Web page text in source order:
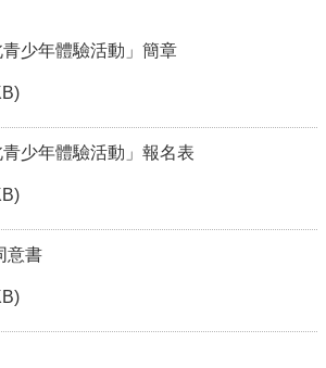
青少年體驗活動」簡章
青少年體驗活動」報名表
意書